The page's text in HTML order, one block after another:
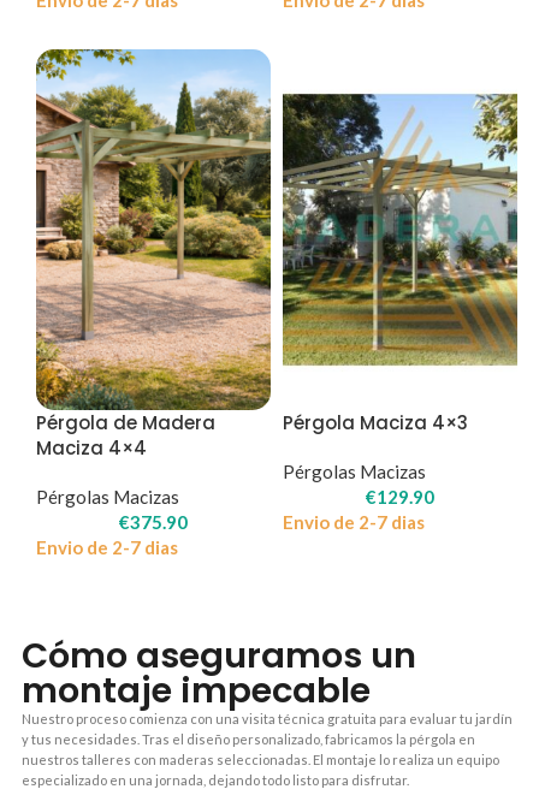
Pérgola de Madera
Maciza 4×4
Pérgolas Macizas
€375.90
Envio de 2-7 dias
Pérgola Maciza 4×3
Pérgolas Macizas
€129.90
Envio de 2-7 dias
Cómo aseguramos un
montaje impecable
Nuestro proceso comienza con una visita técnica gratuita para evaluar tu jardín
y tus necesidades. Tras el diseño personalizado, fabricamos la pérgola en
nuestros talleres con maderas seleccionadas. El montaje lo realiza un equipo
especializado en una jornada, dejando todo listo para disfrutar.